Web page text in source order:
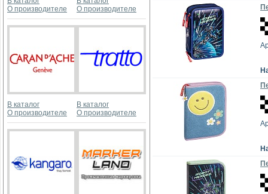
О производителе
О производителе
В каталог
О производителе
В каталог
О производителе